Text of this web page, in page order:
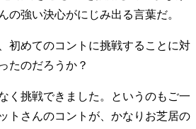
の強い決心がにじみ出る言葉だ。
初めてのコントに挑戦することに対
たのだろうか？
く挑戦できました。というのもご一
トさんのコントが、かなりお芝居の